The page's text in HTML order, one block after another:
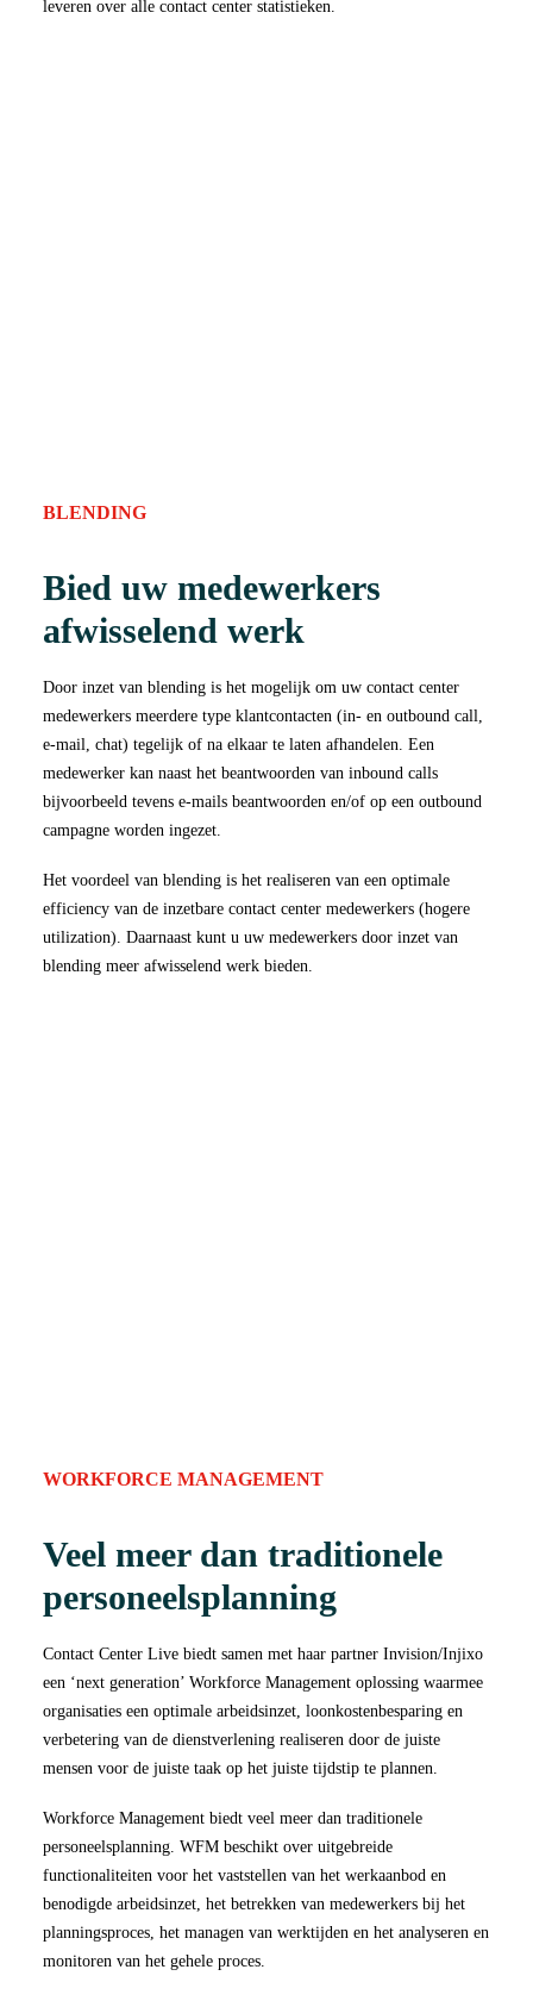
leveren over alle contact center statistieken.
BLENDING
Bied uw medewerkers
afwisselend werk
Door inzet van blending is het mogelijk om uw contact center
medewerkers meerdere type klantcontacten (in- en outbound call,
e-mail, chat) tegelijk of na elkaar te laten afhandelen. Een
medewerker kan naast het beantwoorden van inbound calls
bijvoorbeeld tevens e-mails beantwoorden en/of op een outbound
campagne worden ingezet.
Het voordeel van blending is het realiseren van een optimale
efficiency van de inzetbare contact center medewerkers (hogere
utilization). Daarnaast kunt u uw medewerkers door inzet van
blending meer afwisselend werk bieden.
WORKFORCE MANAGEMENT
Veel meer dan traditionele
personeelsplanning
Contact Center Live biedt samen met haar partner Invision/Injixo
een ‘next generation’ Workforce Management oplossing waarmee
organisaties een optimale arbeidsinzet, loonkostenbesparing en
verbetering van de dienstverlening realiseren door de juiste
mensen voor de juiste taak op het juiste tijdstip te plannen.
Workforce Management biedt veel meer dan traditionele
personeelsplanning. WFM beschikt over uitgebreide
functionaliteiten voor het vaststellen van het werkaanbod en
benodigde arbeidsinzet, het betrekken van medewerkers bij het
planningsproces, het managen van werktijden en het analyseren en
monitoren van het gehele proces.